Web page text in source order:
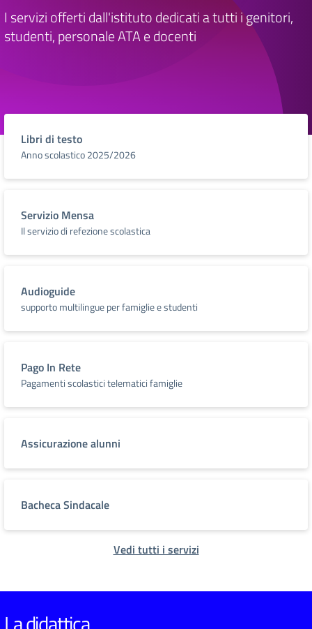
I servizi offerti dall'istituto dedicati a tutti i genitori,
studenti, personale ATA e docenti
Libri di testo
Anno scolastico 2025/2026
Servizio Mensa
Il servizio di refezione scolastica
Audioguide
supporto multilingue per famiglie e studenti
Pago In Rete
Pagamenti scolastici telematici famiglie
Assicurazione alunni
Bacheca Sindacale
Vedi tutti i servizi